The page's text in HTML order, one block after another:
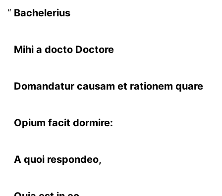
Bachelerius
Mihi a docto Doctore
Domandatur causam et rationem quare
Opium facit dormire:
A quoi respondeo,